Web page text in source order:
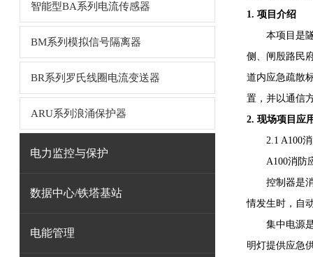
智能型BA系列电流传感器
BM系列模拟信号隔离器
BR系列罗氏线圈电流变送器
ARU系列浪涌保护器
电力监控与保护
数据中心/铁塔基站
电能管理
1. 项目介绍
本项目是隧
侧、闸殷路民
道内应急疏散
置，并以通信
2. 现场项目应
2.1 A100消
A100消防应
控制器是消
情发生时，自
集中电源是
明灯提供应急